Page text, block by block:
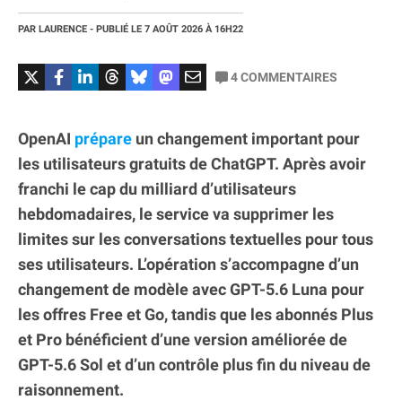
PAR LAURENCE - PUBLIÉ LE 7 AOÛT 2026 À 16H22
4COMMENTAIRES
OpenAI prépare un changement important pour
les utilisateurs gratuits de ChatGPT. Après avoir
franchi le cap du milliard d’utilisateurs
hebdomadaires, le service va supprimer les
limites sur les conversations textuelles pour tous
ses utilisateurs. L’opération s’accompagne d’un
changement de modèle avec GPT-5.6 Luna pour
les offres Free et Go, tandis que les abonnés Plus
et Pro bénéficient d’une version améliorée de
GPT-5.6 Sol et d’un contrôle plus fin du niveau de
raisonnement.